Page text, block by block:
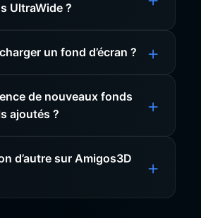
UltraWide ?
un fond d’écran ?
de nouveaux fonds
ajoutés ?
d’autre sur Amigos3D